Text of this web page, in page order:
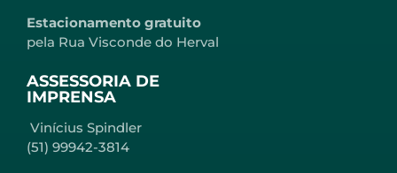
Estacionamento gratuito
pela Rua Visconde do Herval
ASSESSORIA DE
IMPRENSA
Vinícius Spindler
(51) 99942-3814